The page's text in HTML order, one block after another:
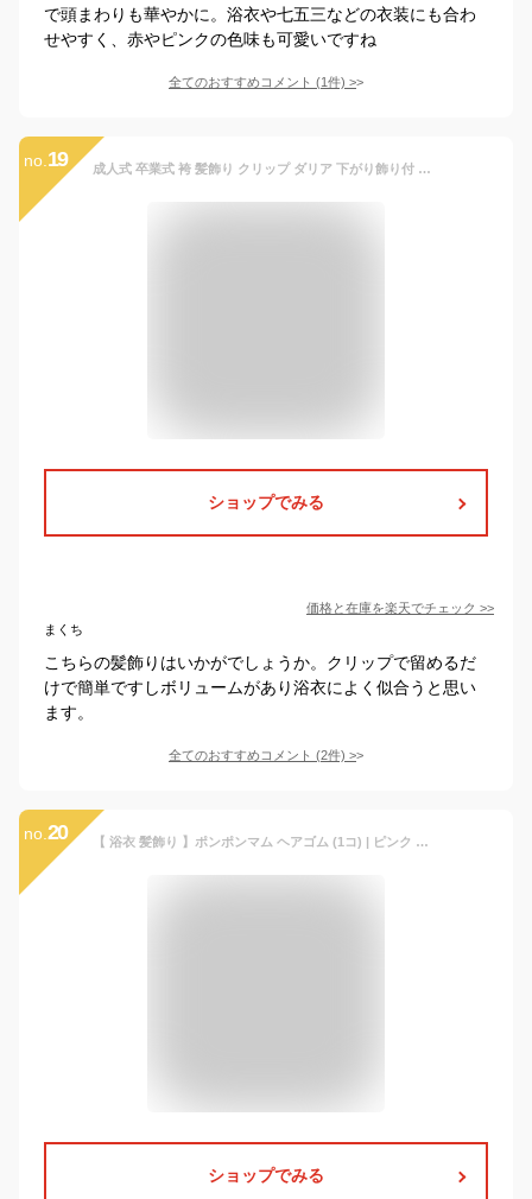
で頭まわりも華やかに。浴衣や七五三などの衣装にも合わ
せやすく、赤やピンクの色味も可愛いですね
全てのおすすめコメント (1件) >
no. 19 成人式 卒業式 袴 髪飾り クリップ ダリア 下がり飾り付 和装 浴衣におすすめ 花 赤 ピンク 白 紫 オレンジ レトロ 柄入り 大人 子供 ヘアアクセサリー【送料無料】
ショップでみる
価格と在庫を楽天でチェック >>
まくち
こちらの髪飾りはいかがでしょうか。クリップで留めるだ
けで簡単ですしボリュームがあり浴衣によく似合うと思い
ます。
全てのおすすめコメント (2件) >
no. 20 【 浴衣 髪飾り 】ポンポンマム ヘアゴム (1コ) | ピンク イエロー 白 ホワイト ピンポンマム 造花 和装小物 浴衣 髪飾り ヘアアクセサリー ヘアアクセ ヘア キッズ 子供 KIDS こども 女の子 おしゃれ かわいい 七五三 三歳 3歳 小学生 KHGB 全品 送料無料 実施中
ショップでみる